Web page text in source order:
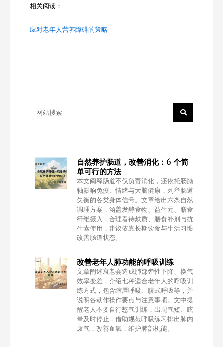
相关阅读：
应对老年人营养障碍的策略
自然养护肠道，改善消化：6 个简
单可行的方法
本文阐释肠道不仅负责消化，还依托肠脑
轴影响免疫、情绪与大脑健康，列举肠道
失衡的各类身体信号。文章给出六条自然
调理方案，涵盖发酵食物、益生元、膳食
纤维摄入，合理看待麸质、膳食补剂与抗
生素使用，建议依靠长期饮食与生活习惯
改善肠道状态。
改善老年人肺功能的呼吸训练
文章阐述衰老会造成肺部弹性下降、换气
效率变差，介绍七种适合老年人的呼吸训
练方式，包含缩唇呼吸、腹式呼吸等，并
说明各动作操作要点与注意事项。文中提
醒老人不要自行憋气训练，出现气短、眩
晕及时停止，借助规范呼吸练习排出肺内
废气，改善血氧，维护肺部机能。